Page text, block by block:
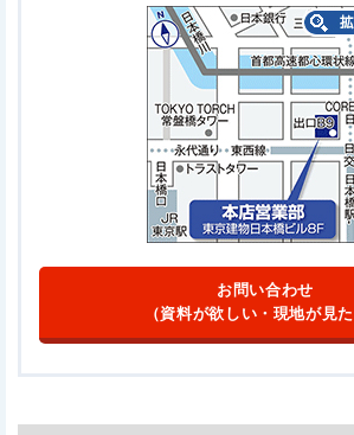
お問い合わせ
（資料が欲しい・現地が見た